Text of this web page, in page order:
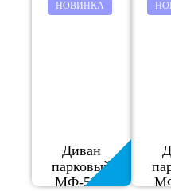
НОВИНКА
Диван
парковый
МФ-58.1